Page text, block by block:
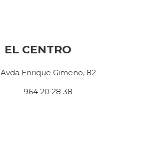
EL CENTRO
Avda Enrique Gimeno, 82
964 20 28 38